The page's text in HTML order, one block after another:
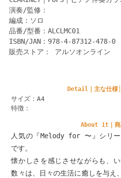
演奏/監修：
編成：ソロ
品番/型番：ALCLMC01
ISBN/JAN：978-4-87312-478-0
販売ストア： アルソオンライン
Detail｜主な仕様
サイズ：A4
特徴：
About it｜商
人気の『Melody for 〜』シリー
です。
懐かしさを感じさせながらも、
数々は、日々の生活に癒しを与え